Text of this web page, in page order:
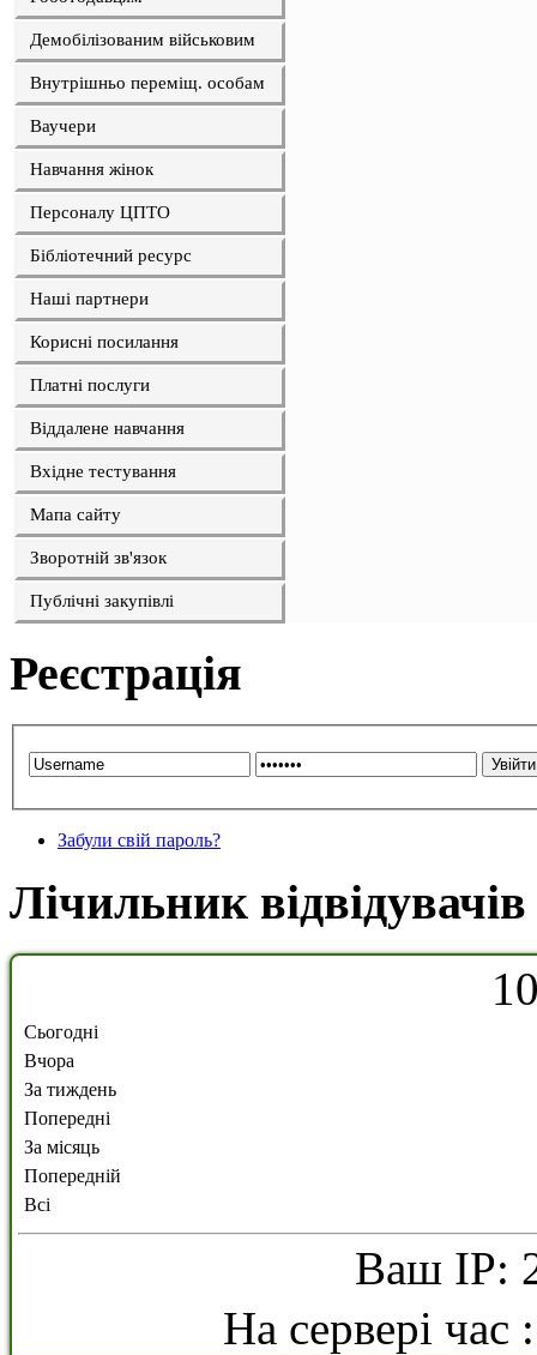
Демобілізованим військовим
Внутрішньо переміщ. особам
Ваучери
Навчання жінок
Персоналу ЦПТО
Бібліотечний ресурс
Наші партнери
Корисні посилання
Платні послуги
Віддалене навчання
Вхідне тестування
Мапа сайту
Зворотній зв'язок
Публічні закупівлі
Реєстрація
Забули свій пароль?
Лічильник відвідувачів
1
Сьогодні
Вчора
За тиждень
Попередні
За місяць
Попередній
Всі
Ваш IP:
На сервері